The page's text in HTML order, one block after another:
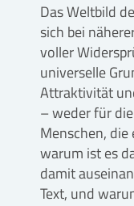
Das Weltbild
sich bei
voller
universelle
Attraktivität
– weder für
Menschen, die
warum ist es
damit
Text, und